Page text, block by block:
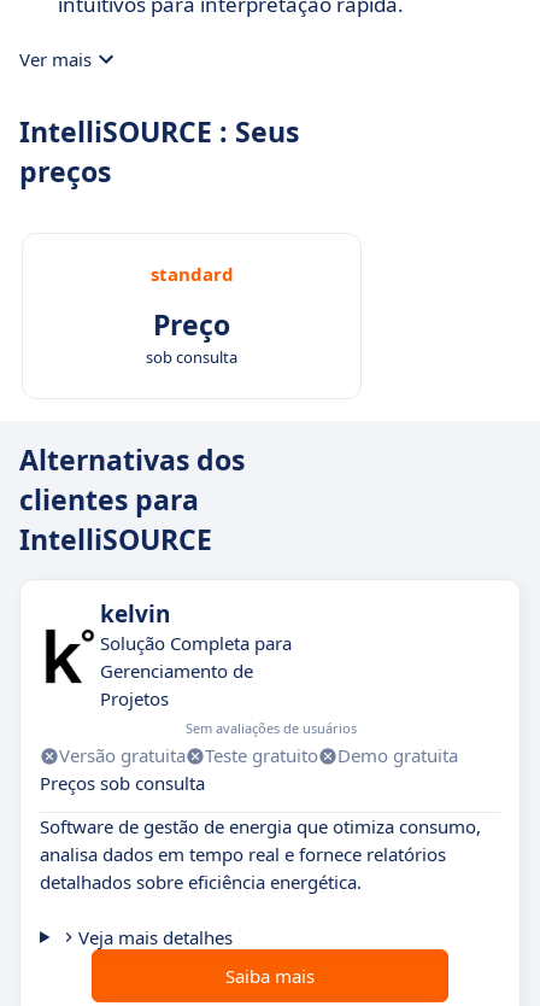
Ver mais
IntelliSOURCE : Seus
preços
standard
Preço
sob consulta
Alternativas dos
clientes para
IntelliSOURCE
kelvin
Solução Completa para
Gerenciamento de
Projetos
Sem avaliações de usuários
Versão gratuita Teste gratuito
Demo gratuita
Preços sob consulta
Software de gestão de energia que otimiza consumo,
analisa dados em tempo real e fornece relatórios
detalhados sobre eficiência energética.
Veja mais detalhes
Saiba mais